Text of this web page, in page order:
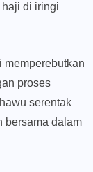
haji di iringi
memperebutkan
proses
serentak
bersama dalam